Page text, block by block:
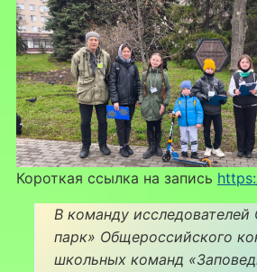
Короткая ссылка на запись
В команду
парк» Общероссийского
школьных команд